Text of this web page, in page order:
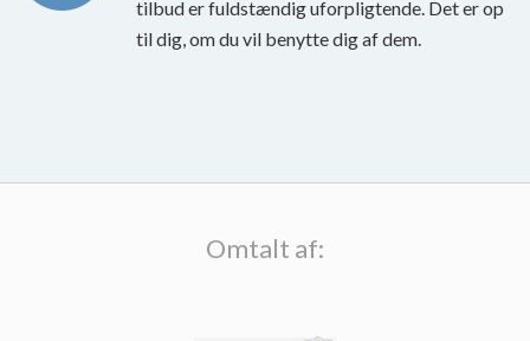
tilbud er fuldstændig uforpligtende. Det er op
til dig, om du vil benytte dig af dem.
Omtalt af: